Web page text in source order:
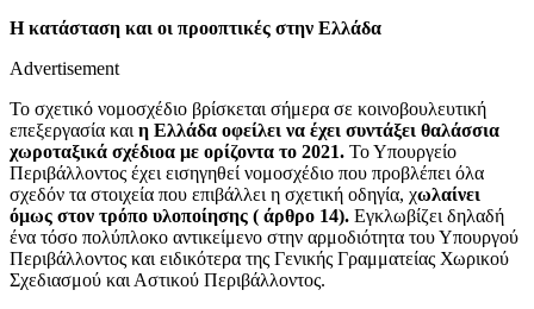
Η κατάσταση και οι προοπτικές στην Ελλάδα
Advertisement
Το σχετικό νομοσχέδιο βρίσκεται σήμερα σε κοινοβουλευτική
επεξεργασία και η Ελλάδα οφείλει να έχει συντάξει θαλάσσια
χωροταξικά σχέδιοα με ορίζοντα το 2021. Το Υπουργείο
Περιβάλλοντος έχει εισηγηθεί νομοσχέδιο που προβλέπει όλα
σχεδόν τα στοιχεία που επιβάλλει η σχετική οδηγία, χωλαίνει
όμως στον τρόπο υλοποίησης ( άρθρο 14). Εγκλωβίζει δηλαδή
ένα τόσο πολύπλοκο αντικείμενο στην αρμοδιότητα του Υπουργού
Περιβάλλοντος και ειδικότερα της Γενικής Γραμματείας Χωρικού
Σχεδιασμού και Αστικού Περιβάλλοντος.